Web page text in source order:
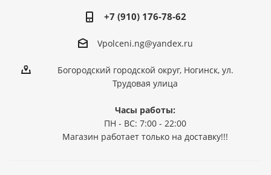
+7 (910) 176-78-62
Vpolceni.ng@yandex.ru
Богородский городской округ, Ногинск, ул.
Трудовая улица
Часы работы:
ПН - ВС: 7:00 - 22:00
Магазин работает только на доставку!!!